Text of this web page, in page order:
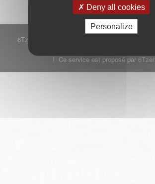
Deny all cookies
Personalize
6Tzen ©2015 - Tous droits réservés
Ce service est proposé par